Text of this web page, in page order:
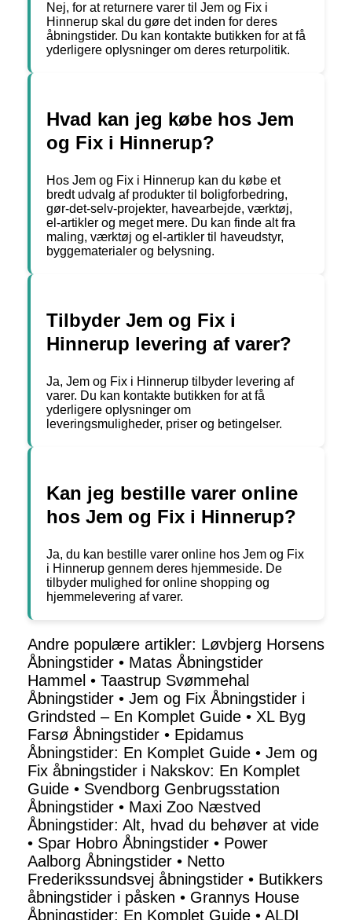
Nej, for at returnere varer til Jem og Fix i
Hinnerup skal du gøre det inden for deres
åbningstider. Du kan kontakte butikken for at få
yderligere oplysninger om deres returpolitik.
Hvad kan jeg købe hos Jem
og Fix i Hinnerup?
Hos Jem og Fix i Hinnerup kan du købe et
bredt udvalg af produkter til boligforbedring,
gør-det-selv-projekter, havearbejde, værktøj,
el-artikler og meget mere. Du kan finde alt fra
maling, værktøj og el-artikler til haveudstyr,
byggematerialer og belysning.
Tilbyder Jem og Fix i
Hinnerup levering af varer?
Ja, Jem og Fix i Hinnerup tilbyder levering af
varer. Du kan kontakte butikken for at få
yderligere oplysninger om
leveringsmuligheder, priser og betingelser.
Kan jeg bestille varer online
hos Jem og Fix i Hinnerup?
Ja, du kan bestille varer online hos Jem og Fix
i Hinnerup gennem deres hjemmeside. De
tilbyder mulighed for online shopping og
hjemmelevering af varer.
Andre populære artikler: Løvbjerg Horsens
Åbningstider • Matas Åbningstider
Hammel • Taastrup Svømmehal
Åbningstider • Jem og Fix Åbningstider i
Grindsted – En Komplet Guide • XL Byg
Farsø Åbningstider • Epidamus
Åbningstider: En Komplet Guide • Jem og
Fix åbningstider i Nakskov: En Komplet
Guide • Svendborg Genbrugsstation
Åbningstider • Maxi Zoo Næstved
Åbningstider: Alt, hvad du behøver at vide
• Spar Hobro Åbningstider • Power
Aalborg Åbningstider • Netto
Frederikssundsvej åbningstider • Butikkers
åbningstider i påsken • Grannys House
Åbningstider: En Komplet Guide • ALDI